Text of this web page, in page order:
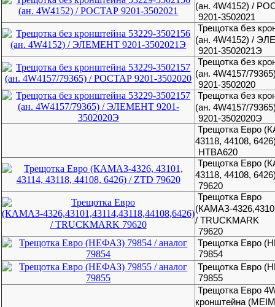
(ан. 4W4152) /
9201-3502021
Трещотка без
(ан. 4W4152) /
9201-3502021Э
Трещотка без
(ан. 4W4157/
9201-3502020
Трещотка без
(ан. 4W4157/
9201-3502020Э
Трещотка Евро
43118, 44108,
HTBA620
Трещотка Евро
43118, 44108,
79620
Трещотка Евро
(КАМАЗ-
/ TRUCKMARK
79620
Трещотка Евро
79854
Трещотка Евро
79855
Трещотка Евро
кронштейна